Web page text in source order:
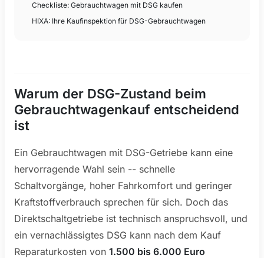
Checkliste: Gebrauchtwagen mit DSG kaufen
HIXA: Ihre Kaufinspektion für DSG-Gebrauchtwagen
Warum der DSG-Zustand beim
Gebrauchtwagenkauf entscheidend
ist
Ein Gebrauchtwagen mit DSG-Getriebe kann eine
hervorragende Wahl sein -- schnelle
Schaltvorgänge, hoher Fahrkomfort und geringer
Kraftstoffverbrauch sprechen für sich. Doch das
Direktschaltgetriebe ist technisch anspruchsvoll, und
ein vernachlässigtes DSG kann nach dem Kauf
Reparaturkosten von 1.500 bis 6.000 Euro